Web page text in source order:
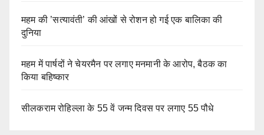
महम की ’सत्यावंती’ की आंखों से रोशन हो गई एक बालिका की
दुनिया
महम में पार्षदों ने चेयरमैन पर लगाए मनमानी के आरोप, बैठक का
किया बहिष्कार
सीलकराम रोहिल्ला के 55 वें जन्म दिवस पर लगाए 55 पौधे